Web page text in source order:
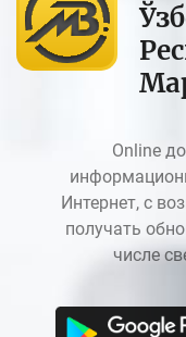
Online
Интернет, с
получать
числе